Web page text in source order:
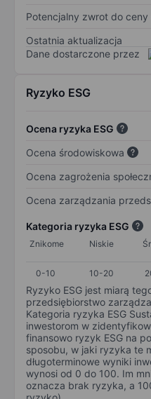
Potencjalny zwrot do
Ostatnia aktualizacja
Dane dostarczone przez
Ryzyko ESG
Ocena ryzyka ESG
Ocena środowiskowa
Ocena zagrożenia
Ocena zarządzania
Kategoria ryzyka ESG
Znikome Niskie
0-10
10-20
Ryzyko ESG jest miarą
przedsiębiorstwo
Kategoria ryzyka ESG
inwestorom w
finansowo ryzyk ESG na
sposobu, w jaki ryzyka te
długoterminowe wyniki
wynosi od 0 do 100. Im
oznacza brak ryzyka, a